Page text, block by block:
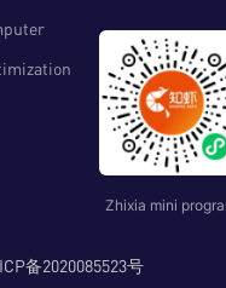
Zhixia mini
备2020085523号